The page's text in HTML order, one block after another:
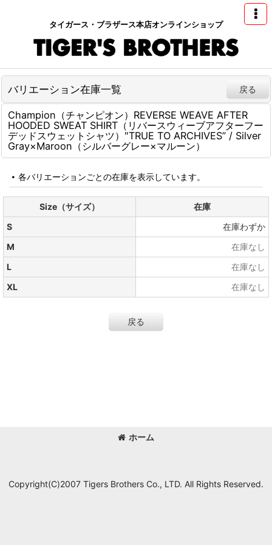
タイガース・ブラザース本店オンラインショップ
バリエーション在庫一覧 戻る
Champion（チャンピオン）REVERSE WEAVE AFTER
HOODED SWEAT SHIRT（リバースウィーブアフターフー
デッドスウェットシャツ）"TRUE TO ARCHIVES” / Silver
Gray×Maroon（シルバーグレー×マルーン）
各バリエーションごとの在庫を表示しています。
Size（サイズ）
在庫
S
在庫わずか
M
在庫なし
L
在庫なし
XL
在庫なし
戻る
ホーム
Copyright(C)2007 Tigers Brothers Co., LTD. All Rights Reserved.